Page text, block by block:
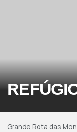
Grande Rota das